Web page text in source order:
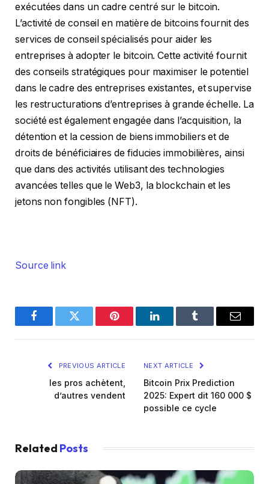
exécutées dans un cadre centré sur le bitcoin.
L’activité de conseil en matière de bitcoins fournit des
services de conseil spécialisés pour aider les
entreprises à adopter le bitcoin. Cette activité fournit
des conseils stratégiques pour maximiser le potentiel
dans le cadre des entreprises existantes, et supervise
les restructurations d’entreprises à grande échelle. La
société est également engagée dans l’acquisition, la
détention et la cession de biens immobiliers et de
droits de bénéficiaires de fiducies immobilières, ainsi
que dans des activités utilisant des technologies
avancées telles que le Web3, la blockchain et les
jetons non fongibles (NFT).
Source link
FacebookTwitter Pinterest LinkedInTumblr Email
PREVIOUS ARTICLE
les pros achètent,
d’autres vendent
NEXT ARTICLE
Bitcoin Prix Prediction
2025: Expert dit 160 000 $
possible ce cycle
Related Posts